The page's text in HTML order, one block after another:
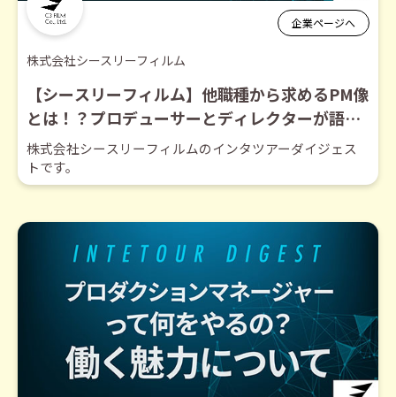
企業ページへ
株式会社シースリーフィルム
【シースリーフィルム】他職種から求めるPM像
とは！？プロデューサーとディレクターが語り
ます！【ダイジェスト】
株式会社シースリーフィルムのインタツアーダイジェス
トです。